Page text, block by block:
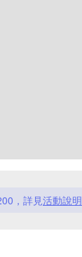
，詳見活動說明